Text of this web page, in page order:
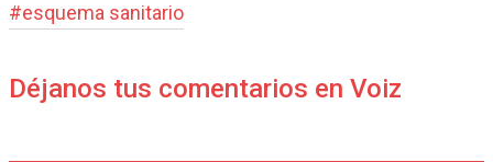
#esquema sanitario
Déjanos tus comentarios en Voiz